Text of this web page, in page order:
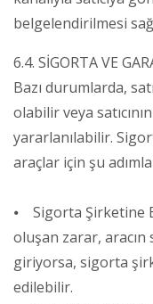
belgelendirilmesi
6.4. SİGORTA VE
Bazı durumlarda,
olabilir veya
yararlanılabilir.
araçlar için şu
⦁ Sigorta Şirketine
oluşan zarar, aracın
giriyorsa, sigorta
edilebilir.